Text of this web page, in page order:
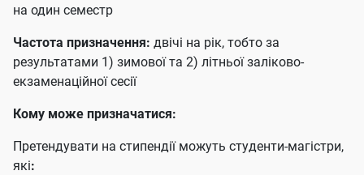
на один семестр
Частота призначення: двічі на рік, тобто за
результатами 1) зимової та 2) літньої заліково-
екзаменаційної сесії
Кому може призначатися:
Претендувати на стипендії можуть студенти-магістри,
які: